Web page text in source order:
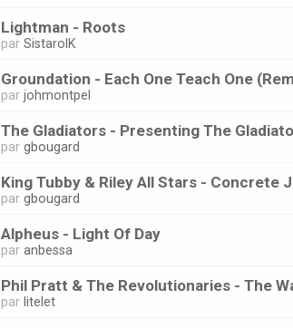
Lightman - Roots
parSistarolK
Groundation - Each One Teach One
parjohmontpel
The Gladiators - Presenting The
pargbougard
King Tubby & Riley All Stars - Concrete
pargbougard
Alpheus - Light Of Day
paranbessa
Phil Pratt & The Revolutionaries - The
par litelet